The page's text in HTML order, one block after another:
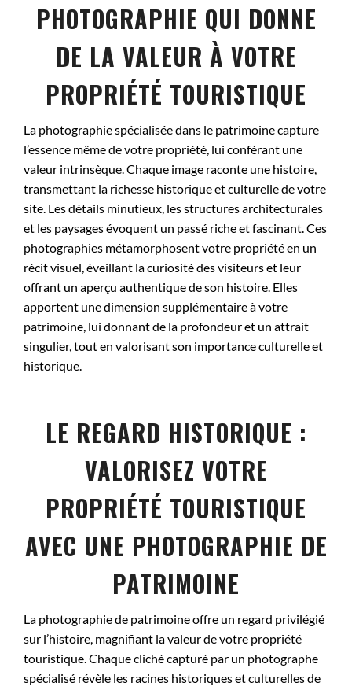
PHOTOGRAPHIE QUI DONNE
DE LA VALEUR À VOTRE
PROPRIÉTÉ TOURISTIQUE
La photographie spécialisée dans le patrimoine capture
l’essence même de votre propriété, lui conférant une
valeur intrinsèque. Chaque image raconte une histoire,
transmettant la richesse historique et culturelle de votre
site. Les détails minutieux, les structures architecturales
et les paysages évoquent un passé riche et fascinant. Ces
photographies métamorphosent votre propriété en un
récit visuel, éveillant la curiosité des visiteurs et leur
offrant un aperçu authentique de son histoire. Elles
apportent une dimension supplémentaire à votre
patrimoine, lui donnant de la profondeur et un attrait
singulier, tout en valorisant son importance culturelle et
historique.
LE REGARD HISTORIQUE :
VALORISEZ VOTRE
PROPRIÉTÉ TOURISTIQUE
AVEC UNE PHOTOGRAPHIE DE
PATRIMOINE
La photographie de patrimoine offre un regard privilégié
sur l’histoire, magnifiant la valeur de votre propriété
touristique. Chaque cliché capturé par un photographe
spécialisé révèle les racines historiques et culturelles de